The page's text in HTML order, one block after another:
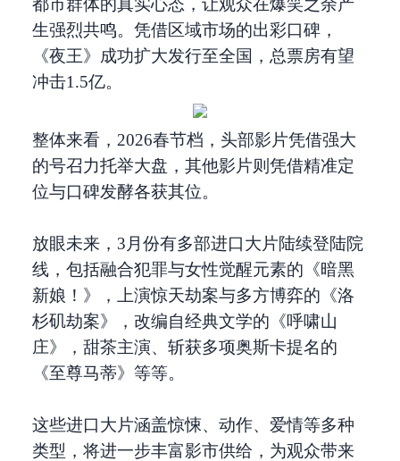
都市群体的真实心态，让观众在爆笑之余产
生强烈共鸣。凭借区域市场的出彩口碑，
《夜王》成功扩大发行至全国，总票房有望
冲击1.5亿。
整体来看，2026春节档，头部影片凭借强大
的号召力托举大盘，其他影片则凭借精准定
位与口碑发酵各获其位。
放眼未来，3月份有多部进口大片陆续登陆院
线，包括融合犯罪与女性觉醒元素的《暗黑
新娘！》，上演惊天劫案与多方博弈的《洛
杉矶劫案》，改编自经典文学的 《呼啸山
庄》
，甜茶主演、斩获多项奥斯卡提名的
《至尊马蒂》等等。
这些进口大片涵盖惊悚、动作、爱情等多种
类型，将进一步丰富影市供给，为观众带来